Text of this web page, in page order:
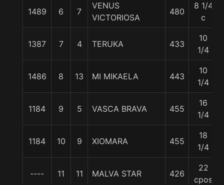
1489 6 7
VENUS
VICTORIOSA
480
8 1/4
c
1387 7 4 TERUKA 433
10
1/4
1486 8 13 MI MIKAELA 443
10
1/4
1184 9 5 VASCA BRAVA 455
16
1/4
1184 10 9 XIOMARA 455
18
1/4
---- 11 11 MALVA STAR 426
22
cpos